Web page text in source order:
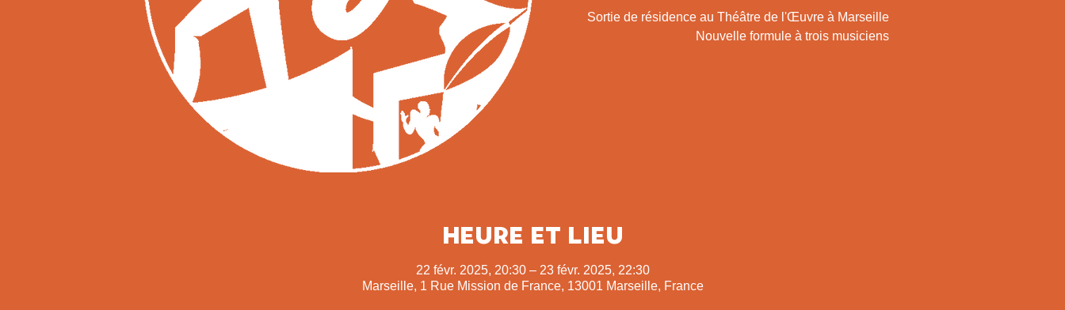
Sortie de résidence au Théâtre de l'Œuvre à Marseille
Nouvelle formule à trois musiciens
Heure et lieu
22 févr. 2025, 20:30 – 23 févr. 2025, 22:30
Marseille, 1 Rue Mission de France, 13001 Marseille, France